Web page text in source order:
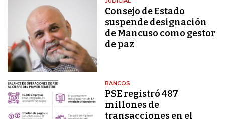
Consejo de Estado
suspende designación
de Mancuso como gestor
de paz
BANCOS
PSE registró 487
millones de
transacciones en el